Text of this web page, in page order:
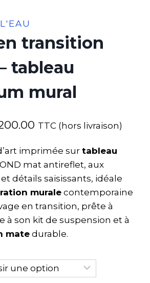
transition
tableau
mural
TTC (hors livraison)
imprimée sur tableau
mat antireflet, aux
et détails saisissants, idéale
murale contemporaine
en transition, prête à
à son kit de suspension et à
mate durable.